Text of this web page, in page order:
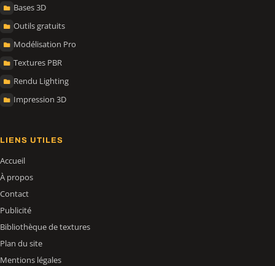
Bases 3D
Outils gratuits
Modélisation Pro
Textures PBR
Rendu Lighting
Impression 3D
LIENS UTILES
Accueil
À propos
Contact
Publicité
Bibliothèque de textures
Plan du site
Mentions légales